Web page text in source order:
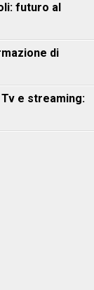
futuro al
di
e streaming: